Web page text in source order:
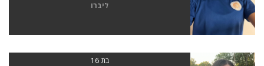
ליברו
בת 16